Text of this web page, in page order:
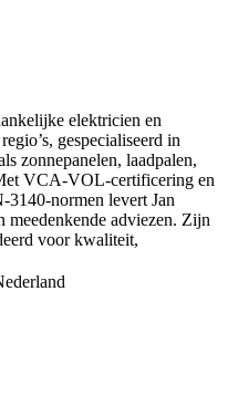
elektricien en
gespecialiseerd in
zonnepanelen, laadpalen,
VCA‑VOL‑certificering en
normen levert Jan
adviezen. Zijn
voor kwaliteit,